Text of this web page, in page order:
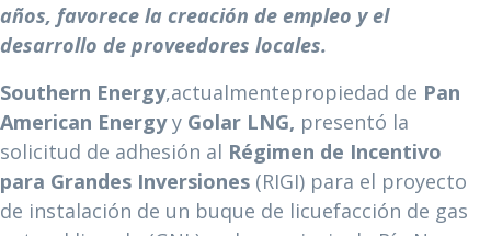
años, favorece la creación de empleo y el
desarrollo de proveedores locales.
Southern Energy,actualmentepropiedad de Pan
American Energyy Golar LNG, presentó la
solicitud de adhesión al Régimen de Incentivo
para Grandes Inversiones (RIGI) para el proyecto
de instalación de un buque de licuefacción de gas